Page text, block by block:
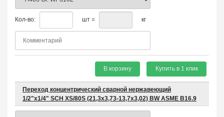
Кол-во: шт = кг
В корзину Купить в 1 клик
Переход концентрический сварной нержавеющий
1/2"х1/4" SCH XS/80S (21,3x3,73-13,7x3,02) BW ASME B16.9